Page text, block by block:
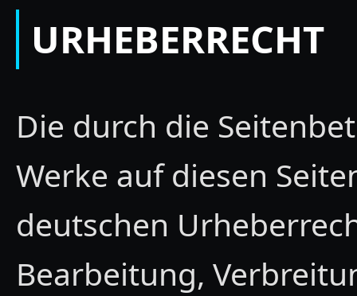
URHEBERRECHT
Die durch die
Werke auf diesen
deutschen
Bearbeitung,